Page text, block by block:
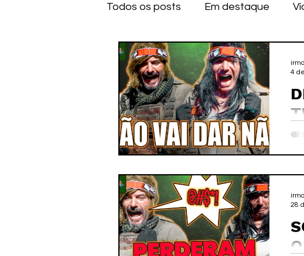
Todos os posts Em destaque
Anime Series Desenhos
IOS IOS A CELULAR
4
28